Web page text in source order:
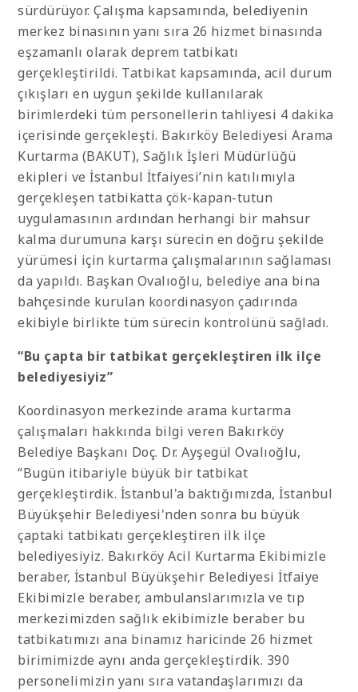
sürdürüyor. Çalışma kapsamında, belediyenin
merkez binasının yanı sıra 26 hizmet binasında
eşzamanlı olarak deprem tatbikatı
gerçekleştirildi. Tatbikat kapsamında, acil durum
çıkışları en uygun şekilde kullanılarak
birimlerdeki tüm personellerin tahliyesi 4 dakika
içerisinde gerçekleşti. Bakırköy Belediyesi Arama
Kurtarma (BAKUT), Sağlık İşleri Müdürlüğü
ekipleri ve İstanbul İtfaiyesi’nin katılımıyla
gerçekleşen tatbikatta çök-kapan-tutun
uygulamasının ardından herhangi bir mahsur
kalma durumuna karşı sürecin en doğru şekilde
yürümesi için kurtarma çalışmalarının sağlaması
da yapıldı. Başkan Ovalıoğlu, belediye ana bina
bahçesinde kurulan koordinasyon çadırında
ekibiyle birlikte tüm sürecin kontrolünü sağladı.
“Bu çapta bir tatbikat gerçekleştiren ilk ilçe
belediyesiyiz”
Koordinasyon merkezinde arama kurtarma
çalışmaları hakkında bilgi veren Bakırköy
Belediye Başkanı Doç. Dr. Ayşegül Ovalıoğlu,
“Bugün itibariyle büyük bir tatbikat
gerçekleştirdik. İstanbul'a baktığımızda, İstanbul
Büyükşehir Belediyesi'nden sonra bu büyük
çaptaki tatbikatı gerçekleştiren ilk ilçe
belediyesiyiz. Bakırköy Acil Kurtarma Ekibimizle
beraber, İstanbul Büyükşehir Belediyesi İtfaiye
Ekibimizle beraber, ambulanslarımızla ve tıp
merkezimizden sağlık ekibimizle beraber bu
tatbikatımızı ana binamız haricinde 26 hizmet
birimimizde aynı anda gerçekleştirdik. 390
personelimizin yanı sıra vatandaşlarımızı da